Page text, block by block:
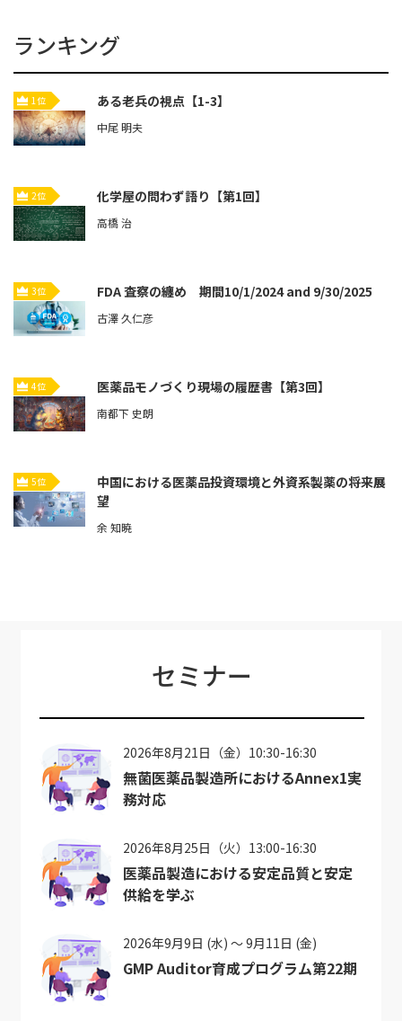
ランキング
1位 ある老兵の視点【1-3】
中尾 明夫
2位 化学屋の問わず語り【第1回】
高橋 治
3位 FDA 査察の纏め 期間10/1/2024 and 9/30/2025
古澤 久仁彦
4位 医薬品モノづくり現場の履歴書【第3回】
南都下 史朗
5位
中国における医薬品投資環境と外資系製薬の将来展
望
余 知暁
セミナー
2026年8月21日（金）10:30-16:30
無菌医薬品製造所におけるAnnex1実
務対応
2026年8月25日（火）13:00-16:30
医薬品製造における安定品質と安定
供給を学ぶ
2026年9月9日 (水) ～ 9月11日 (金)
GMP Auditor育成プログラム第22期